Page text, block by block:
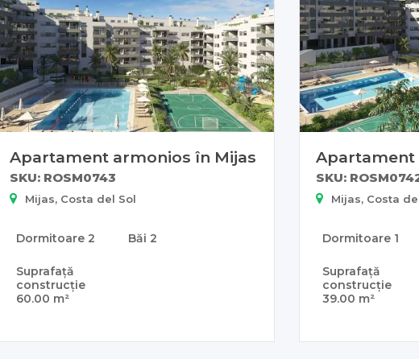
Apartament armonios în Mijas
SKU: ROSM0743
Mijas, Costa del Sol
Dormitoare 2 Băi 2
Suprafață
construcție
60.00 m²
Apartament
SKU:
Mijas, Costa
Dormitoare 1
Suprafață
construcție
39.00 m²